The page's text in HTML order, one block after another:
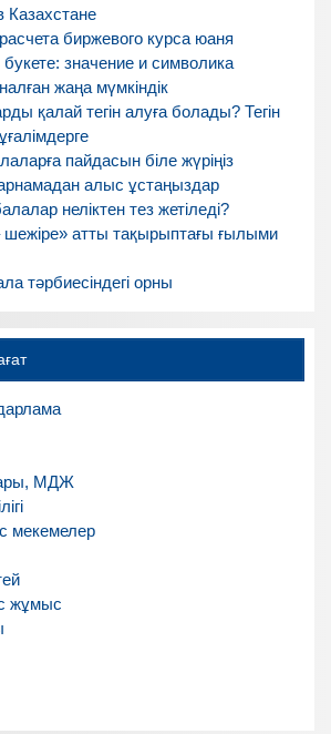
Казахстане
биржевого курса юаня
значение и символика
жаңа мүмкіндік
қалай тегін алуға болады? Тегін
пайдасын біле жүріңіз
алыс ұстаңыздар
неліктен тез жетіледі?
шежіре» атты тақырыптағы ғылыми
тәрбиесіндегі орны
МДЖ
мекемелер
жұмыс